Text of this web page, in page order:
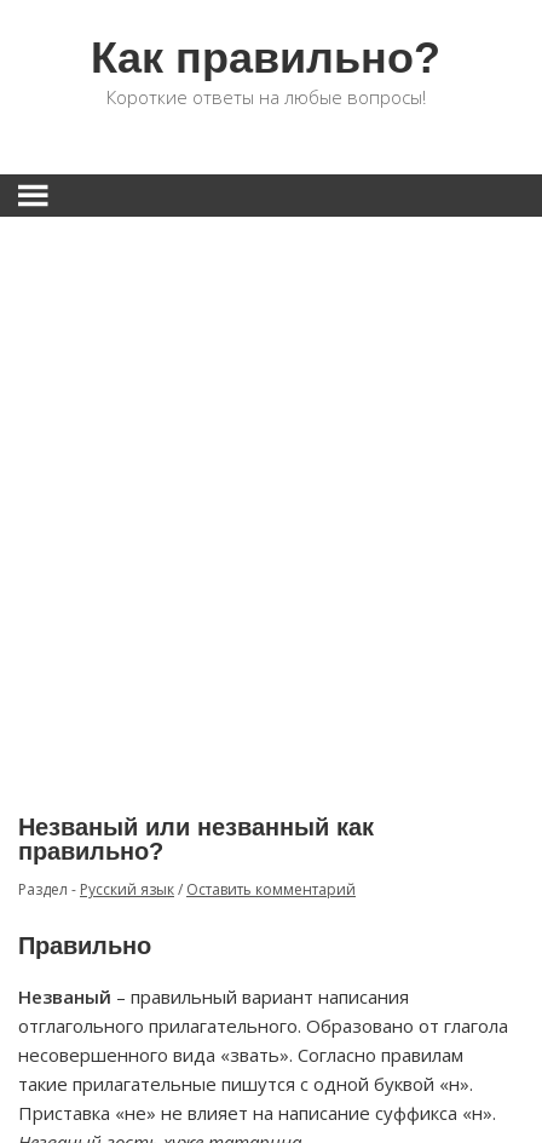
Как правильно?
Короткие ответы на любые вопросы!
Незваный или незванный как
правильно?
Раздел - Русский язык/ Оставить комментарий
Правильно
Незваный – правильный вариант написания
отглагольного прилагательного. Образовано от глагола
несовершенного вида «звать». Согласно правилам
такие прилагательные пишутся с одной буквой «н».
Приставка «не» не влияет на написание суффикса «н».